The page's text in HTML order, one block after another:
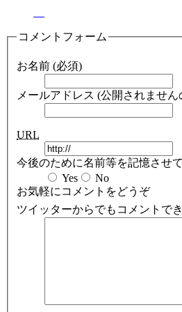
コメントフォーム
お名前 (必須)
メールアドレス (公開されませ
URL
今後のために名前等を記憶させて
Yes
No
お気軽にコメントをどうぞ
ツイッターからでもコメントで